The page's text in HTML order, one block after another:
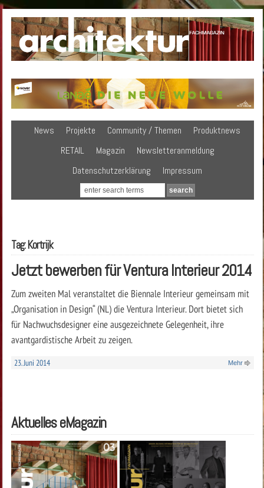
News Projekte Community / Themen
Produktnews
RETAIL
Magazin
Newsletteranmeldung
Datenschutzerklärung
Impressum
Tag: Kortrijk
Jetzt bewerben für Ventura Interieur 2014
Zum zweiten Mal veranstaltet die Biennale Interieur gemeinsam mit
„Organisation in Design“ (NL) die Ventura Interieur. Dort bietet sich
für Nachwuchsdesigner eine ausgezeichnete Gelegenheit, ihre
avantgardistische Arbeit zu zeigen.
23. Juni 2014 Mehr
Aktuelles eMagazin